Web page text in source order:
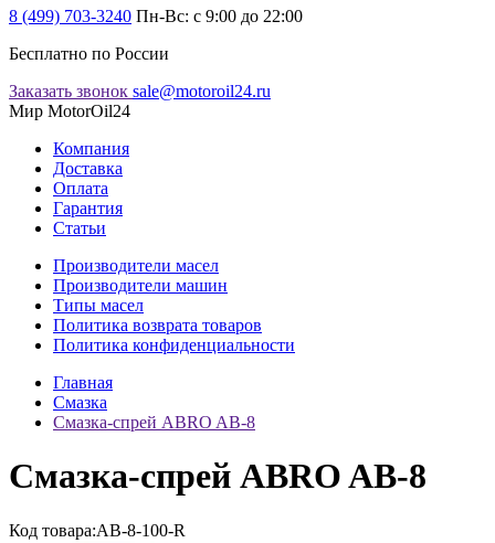
8 (499) 703-3240 Пн-Вс: с 9:00 до 22:00
Бесплатно по России
Заказать звонок sale@motoroil24.ru
Мир MotorOil24
Компания
Доставка
Оплата
Гарантия
Статьи
Производители масел
Производители машин
Типы масел
Политика возврата товаров
Политика конфиденциальности
Главная
Смазка
Смазка-спрей ABRO AB-8
Смазка-спрей ABRO AB-8
Код товара:AB-8-100-R